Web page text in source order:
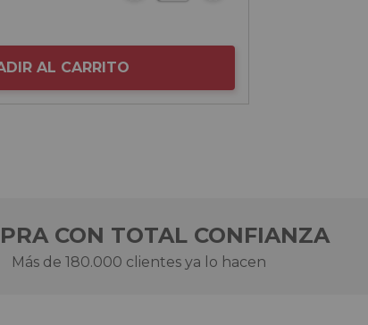
AL CARRITO
CON TOTAL CONFIANZA
Más de 180.000 clientes ya lo hacen